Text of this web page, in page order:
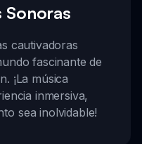
Sonoras
cautivadoras
fascinante de
¡La música
inmersiva,
sea inolvidable!